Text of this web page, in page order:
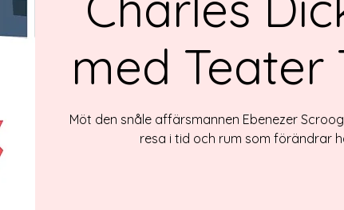
med Teater
Möt den snåle affärsmannen Ebenezer
resa i tid och rum som förändrar